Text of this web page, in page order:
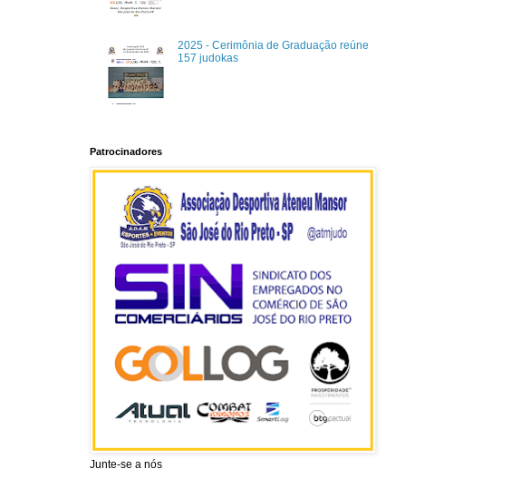
2025 - Cerimônia de Graduação reúne
157 judokas
Patrocinadores
Junte-se a nós